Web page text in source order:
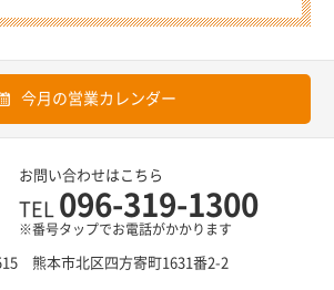
今月の営業カレンダー
お問い合わせはこちら
TEL 096-319-1300
※番号タップでお電話がかかります
熊本市北区四方寄町1631番2-2